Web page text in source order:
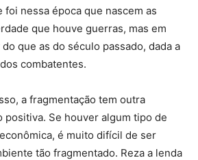
foi nessa época que nascem as
que houve guerras, mas em
que as do século passado, dada a
combatentes.
a fragmentação tem outra
positiva. Se houver algum tipo de
é muito difícil de ser
tão fragmentado. Reza a lenda